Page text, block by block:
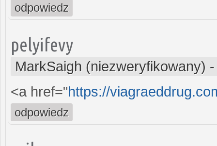
odpowiedz
pelyifevy
MarkSaigh (niezweryfikowany)
<a href="https://
odpowiedz